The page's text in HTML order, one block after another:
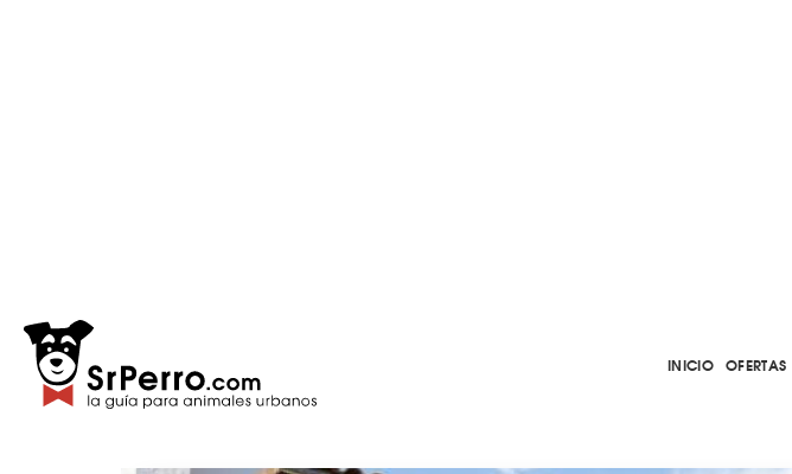
INICIO OFERTAS